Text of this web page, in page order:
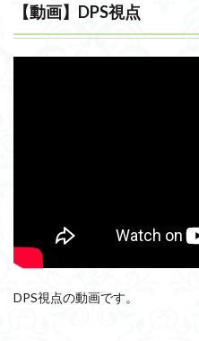
【動画】DPS視点
DPS視点の動画です。